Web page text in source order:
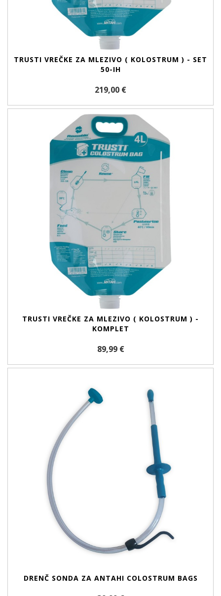
TRUSTI VREČKE ZA MLEZIVO ( KOLOSTRUM ) - SET
50-IH
219,00 €
TRUSTI VREČKE ZA MLEZIVO ( KOLOSTRUM ) -
KOMPLET
89,99 €
DRENČ SONDA ZA ANTAHI COLOSTRUM BAGS